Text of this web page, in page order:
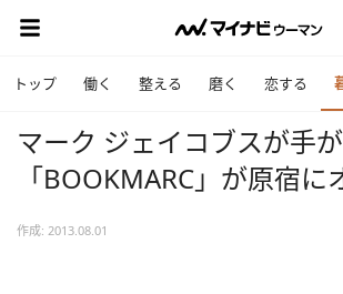
トップ 働く 整える 磨く 恋する
マーク ジェイコブスが手
「BOOKMARC」が原宿に
作成: 2013.08.01